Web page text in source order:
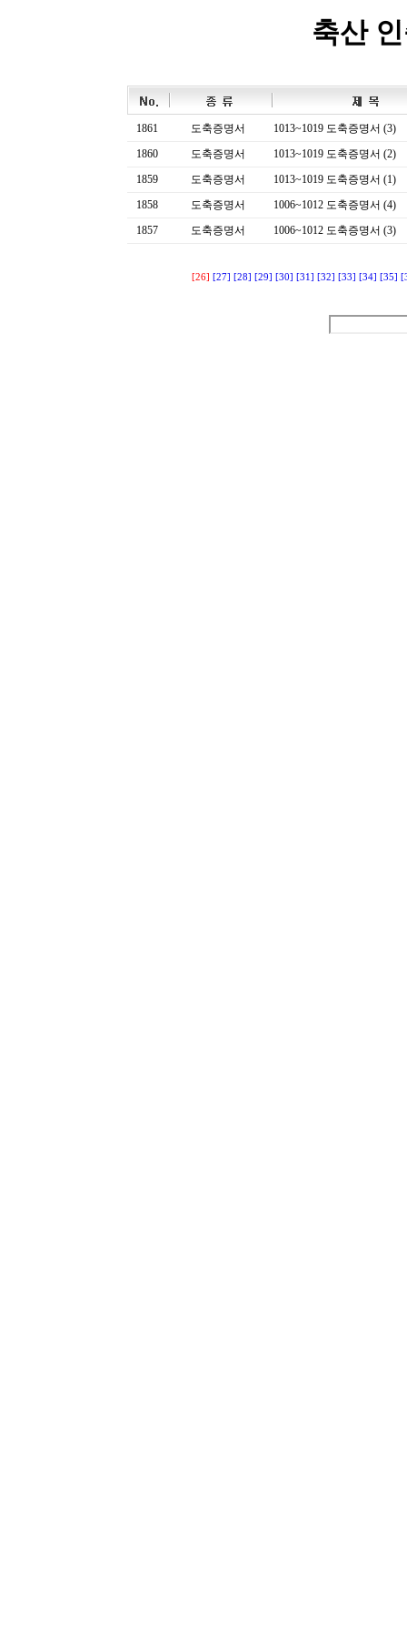
축산
1861 도축증명서
1013~1019 도축증명서 (3)
1860
도축증명서
1013~1019 도축증명서 (2)
1859
도축증명서
1013~1019 도축증명서 (1)
1858
도축증명서
1006~1012 도축증명서 (4)
1857
도축증명서 1006~1012 도축증명서 (3)
[26] [27] [28] [29] [30] [31] [32] [33] [34] [35]